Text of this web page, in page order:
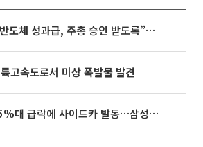
김정관 장관 “반도체 성과급, 주총 승인 받도록”…상법·자본시장법 개정 시사
고속도로서 미상 폭발물 발견
코스피, 장중 5%대 급락에 사이드카 발동…삼성·SK 동반 폭락